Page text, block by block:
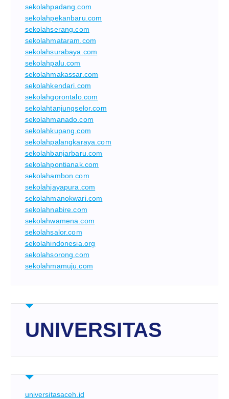
sekolahpadang.com
sekolahpekanbaru.com
sekolahserang.com
sekolahmataram.com
sekolahsurabaya.com
sekolahpalu.com
sekolahmakassar.com
sekolahkendari.com
sekolahgorontalo.com
sekolahtanjungselor.com
sekolahmanado.com
sekolahkupang.com
sekolahpalangkaraya.com
sekolahbanjarbaru.com
sekolahpontianak.com
sekolahambon.com
sekolahjayapura.com
sekolahmanokwari.com
sekolahnabire.com
sekolahwamena.com
sekolahsalor.com
sekolahindonesia.org
sekolahsorong.com
sekolahmamuju.com
UNIVERSITAS
universitasaceh.id